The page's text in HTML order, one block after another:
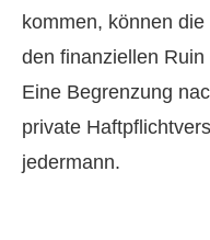
kommen, können
den finanziellen
Eine Begrenzung
private
jedermann.